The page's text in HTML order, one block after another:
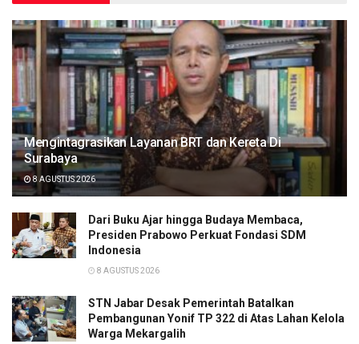
Mengintagrasikan Layanan BRT dan Kereta Di
Surabaya
8 AGUSTUS 2026
Dari Buku Ajar hingga Budaya Membaca,
Presiden Prabowo Perkuat Fondasi SDM
Indonesia
8 AGUSTUS 2026
STN Jabar Desak Pemerintah Batalkan
Pembangunan Yonif TP 322 di Atas Lahan Kelola
Warga Mekargalih